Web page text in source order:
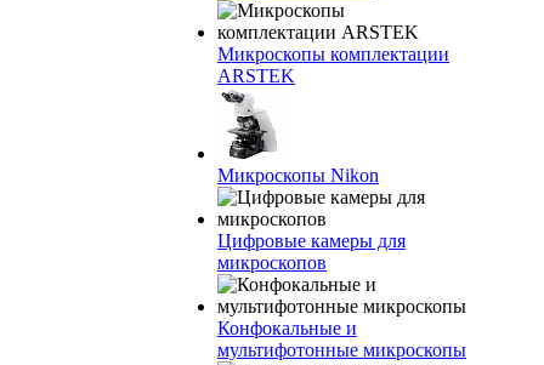
Микроскопы комплектации
ARSTEK
Микроскопы Nikon
Цифровые камеры для
микроскопов
Конфокальные и
мультифотонные микроскопы